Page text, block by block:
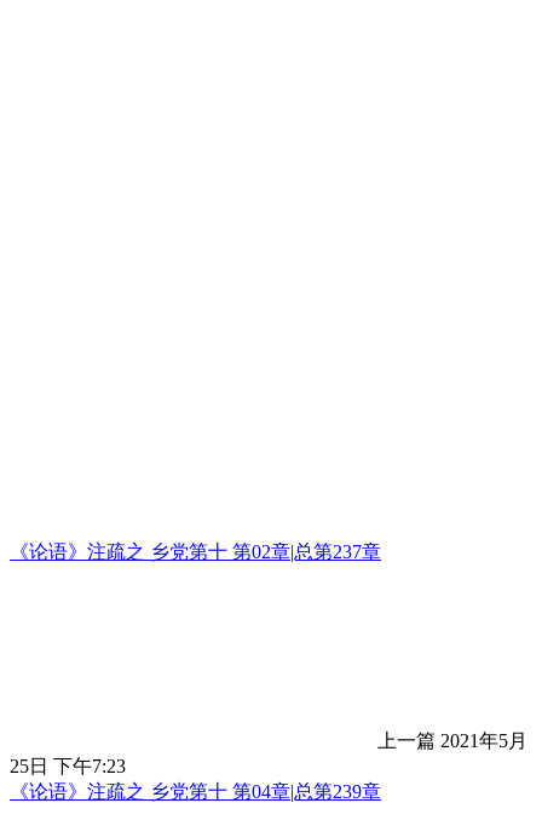
《论语》注疏之 乡党第十 第02章|总第237章
上一篇 2021年5月
25日 下午7:23
《论语》注疏之 乡党第十 第04章|总第239章